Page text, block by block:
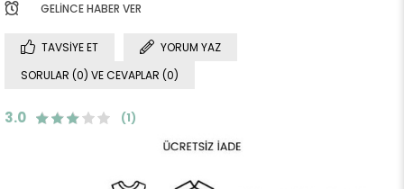
GELINCE HABER VER
TAVSIYE ET
YORUM YAZ
SORULAR (0) VE CEVAPLAR (0)
3.0 (1)